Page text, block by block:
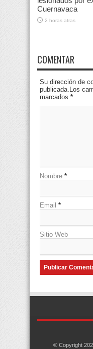
Cuernavaca
2 horas atras
COMENTAR
Su dirección de
publicada.Los
marcados *
Nombre *
Email *
Sitio Web
© Copyright